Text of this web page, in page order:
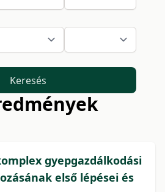
Keresés
gyepgazdálkodási
első lépései és